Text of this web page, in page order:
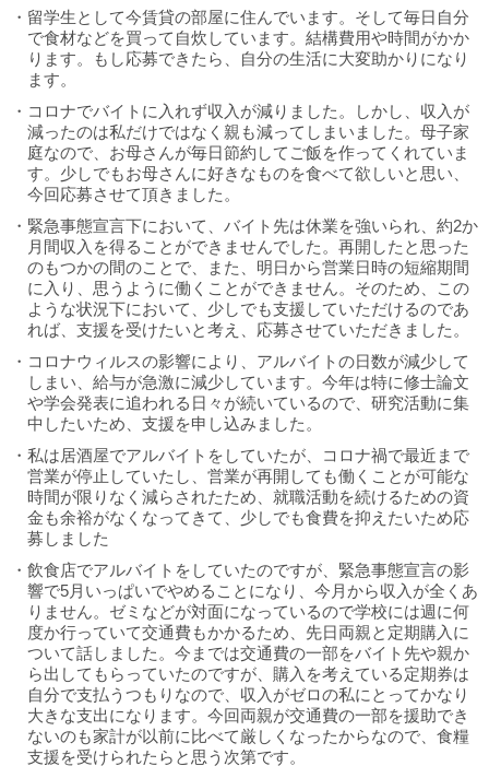
・留学生として今賃貸の部屋に住んでいます。そして毎日自分
で食材などを買って自炊しています。結構費用や時間がかか
ります。もし応募できたら、自分の生活に大変助かりになり
ます。
・コロナでバイトに入れず収入が減りました。しかし、収入が
減ったのは私だけではなく親も減ってしまいました。母子家
庭なので、お母さんが毎日節約してご飯を作ってくれていま
す。少しでもお母さんに好きなものを食べて欲しいと思い、
今回応募させて頂きました。
・緊急事態宣言下において、バイト先は休業を強いられ、約2か
月間収入を得ることができませんでした。再開したと思った
のもつかの間のことで、また、明日から営業日時の短縮期間
に入り、思うように働くことができません。そのため、この
ような状況下において、少しでも支援していただけるのであ
れば、支援を受けたいと考え、応募させていただきました。
・コロナウィルスの影響により、アルバイトの日数が減少して
しまい、給与が急激に減少しています。今年は特に修士論文
や学会発表に追われる日々が続いているので、研究活動に集
中したいため、支援を申し込みました。
・私は居酒屋でアルバイトをしていたが、コロナ禍で最近まで
営業が停止していたし、営業が再開しても働くことが可能な
時間が限りなく減らされたため、就職活動を続けるための資
金も余裕がなくなってきて、少しでも食費を抑えたいため応
募しました
・飲食店でアルバイトをしていたのですが、緊急事態宣言の影
響で5月いっぱいでやめることになり、今月から収入が全くあ
りません。ゼミなどが対面になっているので学校には週に何
度か行っていて交通費もかかるため、先日両親と定期購入に
ついて話しました。今までは交通費の一部をバイト先や親か
ら出してもらっていたのですが、購入を考えている定期券は
自分で支払うつもりなので、収入がゼロの私にとってかなり
大きな支出になります。今回両親が交通費の一部を援助でき
ないのも家計が以前に比べて厳しくなったからなので、食糧
支援を受けられたらと思う次第です。